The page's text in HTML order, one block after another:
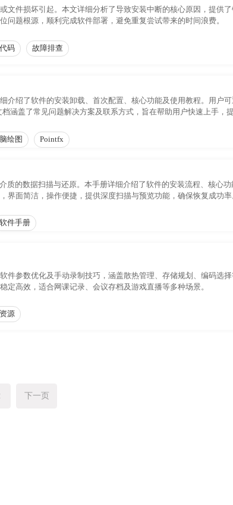
件损坏引起。本文详细分析了导致安装中断的核心原因，提供
题根源，顺利完成软件部署，避免重复尝试带来的时间浪费。
码 故障排查
绍了软件的安装卸载、首次配置、核心功能及使用教程。用户可
涵盖了常见问题解决方案及联系方式，旨在帮助用户快速上手，
绘图 Pointfx
的数据扫描与还原。本手册详细介绍了软件的安装流程、核心
面简洁，操作便捷，提供深度扫描与预览功能，确保恢复成功率
软件手册
参数优化及手动录制技巧，涵盖散热管理、存储规划、编码选
高效，适合网课记录、会议存档及游戏直播等多种场景。
源
下一页